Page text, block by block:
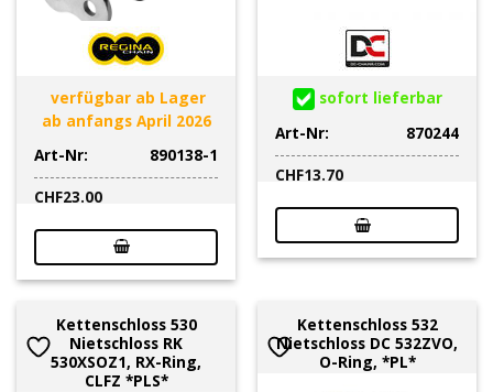
verfügbar ab Lager
ab anfangs April 2026
Art-Nr:
890138-1
CHF23.00
sofort lieferbar
Art-Nr:
870244
CHF13.70
Kettenschloss 530
Nietschloss RK
530XSOZ1, RX-Ring,
CLFZ *PLS*
Kettenschloss 532
Nietschloss DC 532ZVO,
O-Ring, *PL*